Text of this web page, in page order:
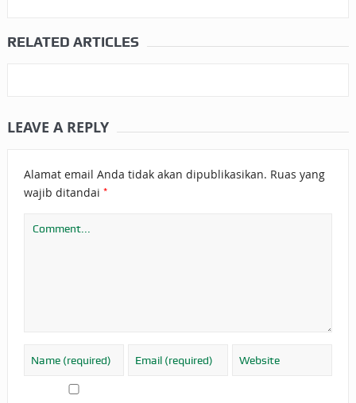
RELATED ARTICLES
LEAVE A REPLY
Alamat email Anda tidak akan dipublikasikan. Ruas yang
wajib ditandai *